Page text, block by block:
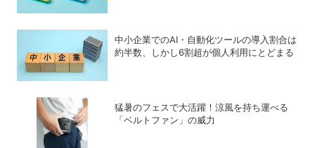
中小企業でのAI・自動化ツールの導入割合は
約半数、しかし6割超が個人利用にとどまる
猛暑のフェスで大活躍！涼風を持ち運べる
「ベルトファン」の威力